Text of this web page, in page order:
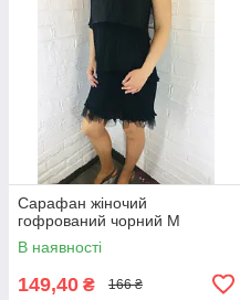
Сарафан жіночий
гофрований чорний М
В наявності
149,40 ₴ 166 ₴